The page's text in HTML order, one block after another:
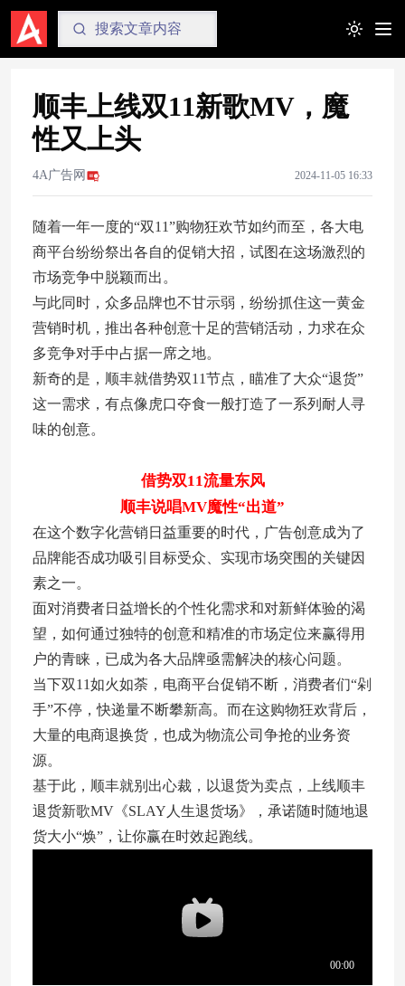
Toggle
顺丰上线双11新歌MV，魔
性又上头
4A广告网 2024-11-05 16:33
随着一年一度的“双11”购物狂欢节如约而至，各大电
商平台纷纷祭出各自的促销大招，试图在这场激烈的
市场竞争中脱颖而出。
与此同时，众多品牌也不甘示弱，纷纷抓住这一黄金
营销时机，推出各种创意十足的营销活动，力求在众
多竞争对手中占据一席之地。
新奇的是，顺丰就借势双11节点，瞄准了大众“退货”
这一需求，有点像虎口夺食一般打造了一系列耐人寻
味的创意。
借势双11流量东风
顺丰说唱MV魔性“出道”
在这个数字化营销日益重要的时代，广告创意成为了
品牌能否成功吸引目标受众、实现市场突围的关键因
素之一。
面对消费者日益增长的个性化需求和对新鲜体验的渴
望，如何通过独特的创意和精准的市场定位来赢得用
户的青睐，已成为各大品牌亟需解决的核心问题。
当下双11如火如荼，电商平台促销不断，消费者们“剁
手”不停，快递量不断攀新高。而在这购物狂欢背后，
大量的电商退换货，也成为物流公司争抢的业务资
源。
基于此，顺丰就别出心裁，以退货为卖点，上线顺丰
退货新歌MV《SLAY人生退货场》，承诺随时随地退
货大小“焕”，让你赢在时效起跑线。